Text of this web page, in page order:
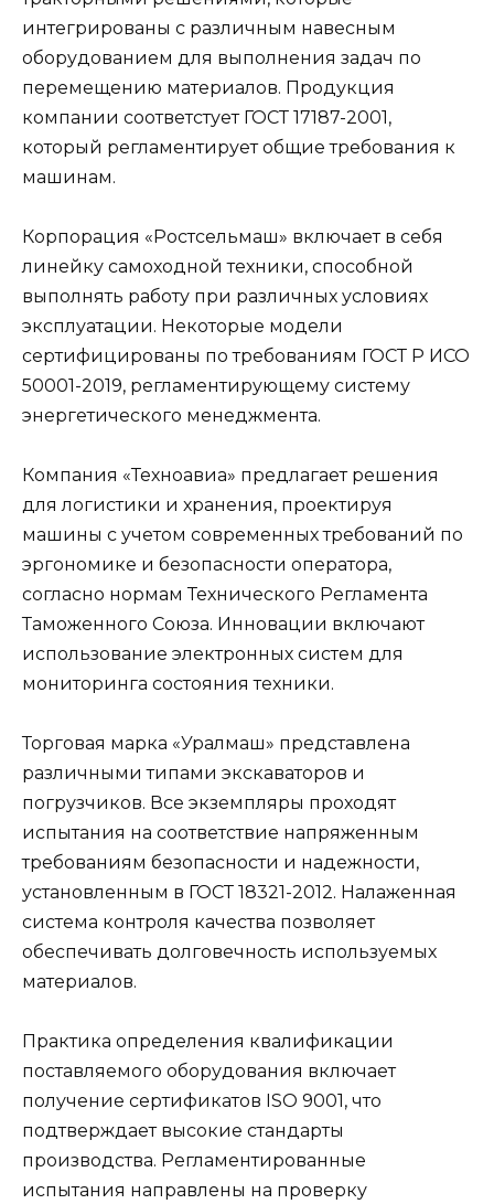
интегрированы с различным навесным
оборудованием для выполнения задач по
перемещению материалов. Продукция
компании соответстует ГОСТ 17187-2001,
который регламентирует общие требования к
машинам.
Корпорация «Ростсельмаш» включает в себя
линейку самоходной техники, способной
выполнять работу при различных условиях
эксплуатации. Некоторые модели
сертифицированы по требованиям ГОСТ Р ИСО
50001-2019, регламентирующему систему
энергетического менеджмента.
Компания «Техноавиа» предлагает решения
для логистики и хранения, проектируя
машины с учетом современных требований по
эргономике и безопасности оператора,
согласно нормам Технического Регламента
Таможенного Союза. Инновации включают
использование электронных систем для
мониторинга состояния техники.
Торговая марка «Уралмаш» представлена
различными типами экскаваторов и
погрузчиков. Все экземпляры проходят
испытания на соответствие напряженным
требованиям безопасности и надежности,
установленным в ГОСТ 18321-2012. Налаженная
система контроля качества позволяет
обеспечивать долговечность используемых
материалов.
Практика определения квалификации
поставляемого оборудования включает
получение сертификатов ISO 9001, что
подтверждает высокие стандарты
производства. Регламентированные
испытания направлены на проверку